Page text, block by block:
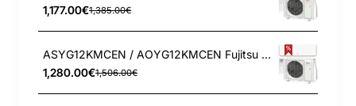
1,177.00€1,385.00€
ASYG12KMCEN / AOYG12KMCEN Fujitsu KMCEN 3.4/4.0 kW oro kondicionierius - šilumos siurblys
1,280.00€1,506.00€